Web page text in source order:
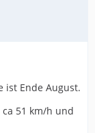
ist Ende August.
51 km/h und